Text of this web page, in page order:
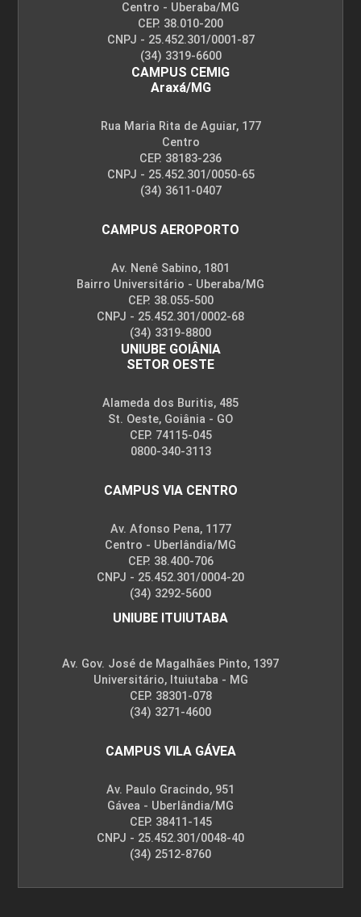
Centro - Uberaba/MG
CEP. 38.010-200
CNPJ - 25.452.301/0001-87
(34) 3319-6600
CAMPUS CEMIG
Araxá/MG
Rua Maria Rita de Aguiar, 177
Centro
CEP. 38183-236
CNPJ - 25.452.301/0050-65
(34) 3611-0407
CAMPUS AEROPORTO
Av. Nenê Sabino, 1801
Bairro Universitário - Uberaba/MG
CEP. 38.055-500
CNPJ - 25.452.301/0002-68
(34) 3319-8800
UNIUBE GOIÂNIA
SETOR OESTE
Alameda dos Buritis, 485
St. Oeste, Goiânia - GO
CEP. 74115-045
0800-340-3113
CAMPUS VIA CENTRO
Av. Afonso Pena, 1177
Centro - Uberlândia/MG
CEP. 38.400-706
CNPJ - 25.452.301/0004-20
(34) 3292-5600
UNIUBE ITUIUTABA
Av. Gov. José de Magalhães Pinto, 1397
Universitário, Ituiutaba - MG
CEP. 38301-078
(34) 3271-4600
CAMPUS VILA GÁVEA
Av. Paulo Gracindo, 951
Gávea - Uberlândia/MG
CEP. 38411-145
CNPJ - 25.452.301/0048-40
(34) 2512-8760